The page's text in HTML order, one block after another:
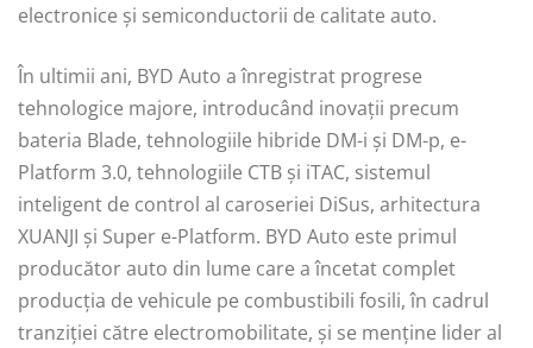
electronice și semiconductorii de calitate auto.
În ultimii ani, BYD Auto a înregistrat progrese
tehnologice majore, introducând inovații precum
bateria Blade, tehnologiile hibride DM-i și DM-p, e-
Platform 3.0, tehnologiile CTB și iTAC, sistemul
inteligent de control al caroseriei DiSus, arhitectura
XUANJI și Super e-Platform. BYD Auto este primul
producător auto din lume care a încetat complet
producția de vehicule pe combustibili fosili, în cadrul
tranziției către electromobilitate, și se menține lider al